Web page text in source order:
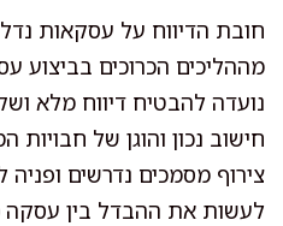
חובת הדיווח על עסקאות
מההליכים הכרוכים בביצוע
נועדה להבטיח דיווח מלא
חישוב נכון והוגן של חבויות
צירוף מסמכים נדרשים ופניה
לעשות את ההבדל בין עסקה